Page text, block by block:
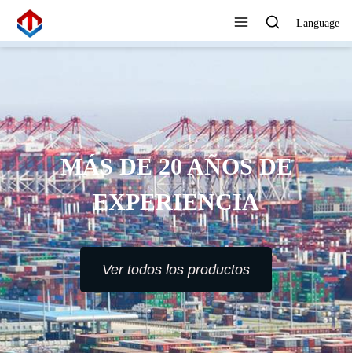
Language
ALTO ESTÁNDAR,
REFINAMIENTO DE
PRECISIÓN, CERO
DEFECTOS
Ver todos los productos